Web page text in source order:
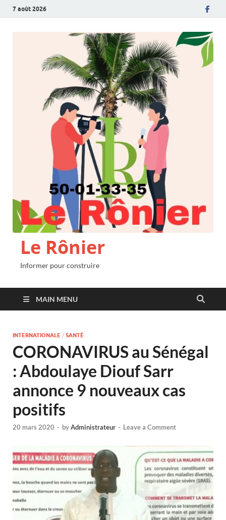
7 août 2026
Le Rônier
Informer pour construire
MAIN MENU
INTERNATIONALE / SANTÉ
CORONAVIRUS au Sénégal
: Abdoulaye Diouf Sarr
annonce 9 nouveaux cas
positifs
20 mars 2020 - byAdministrateur - Leave a Comment